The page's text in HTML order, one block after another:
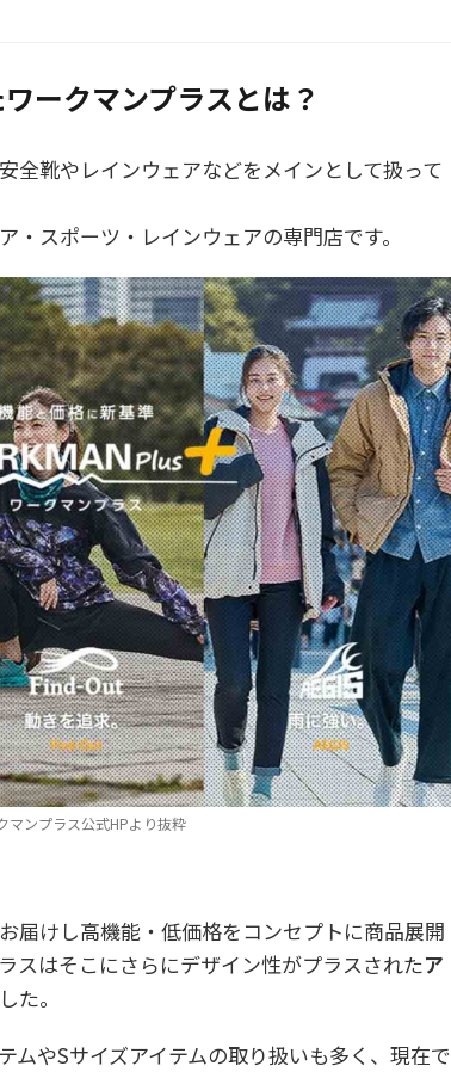
ークマンプラスとは？
全靴やレインウェアなどをメインとして扱って
スポーツ・レインウェアの専門店です。
マンプラス公式HPより抜粋
届けし高機能・低価格をコンセプトに商品展開
スはそこにさらにデザイン性がプラスされたア
た。
ムやSサイズアイテムの取り扱いも多く、現在で